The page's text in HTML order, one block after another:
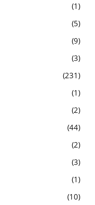
1
5
9
3
231
1
2
44
2
3
1
10